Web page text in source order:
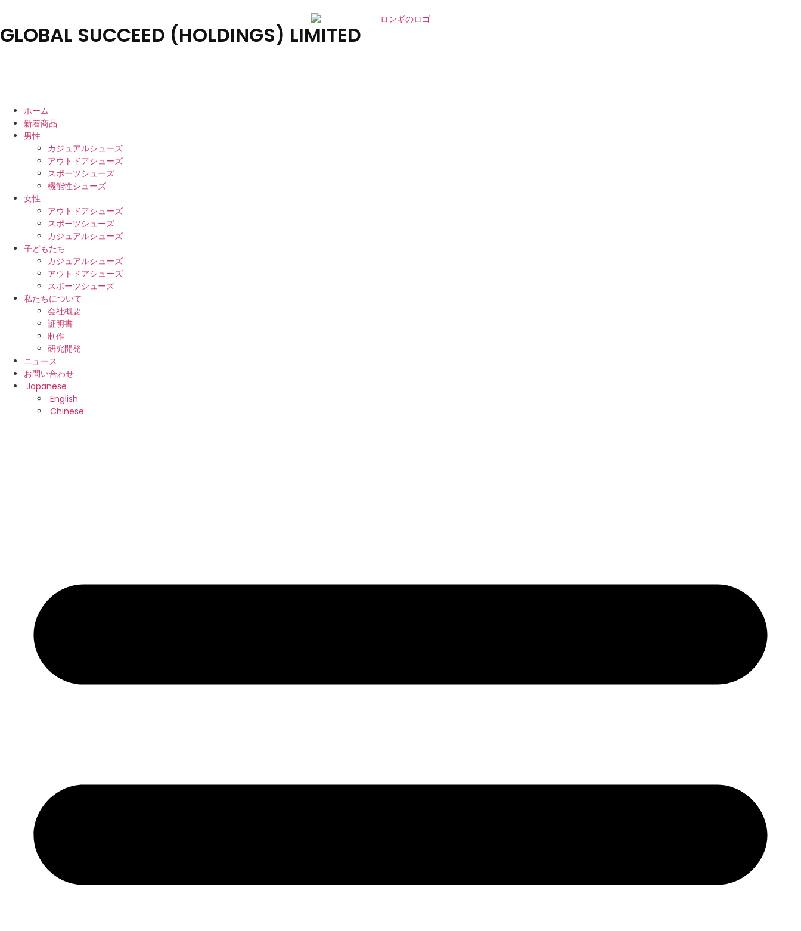
GLOBAL SUCCEED (HOLDINGS) LIMITED
ホーム
新着商品
男性
カジュアルシューズ
アウトドアシューズ
スポーツシューズ
機能性シューズ
女性
アウトドアシューズ
スポーツシューズ
カジュアルシューズ
子どもたち
カジュアルシューズ
アウトドアシューズ
スポーツシューズ
私たちについて
会社概要
証明書
制作
研究開発
ニュース
お問い合わせ
Japanese
English
Chinese